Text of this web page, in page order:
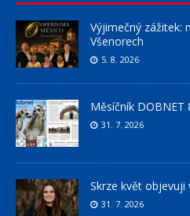
Výjimečný zážitek:
Všenorech
5. 8. 2026
Měsíčník DOBNET
31. 7. 2026
Skrze květ objevuji
31. 7. 2026